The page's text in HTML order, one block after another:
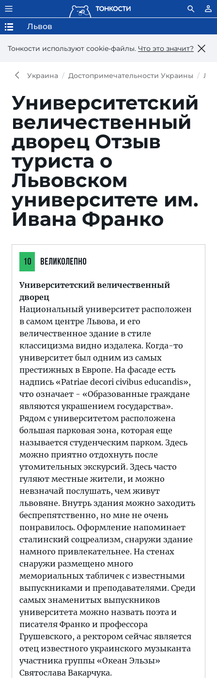
Тонкости используют сookie-файлы. Что это значит?
Львов
Украина Достопримечательности Украины
Университетский
величественный
дворец Отзыв
туриста о
Львовском
университете им.
Ивана Франко
10 ВЕЛИКОЛЕПНО
Университетский величественный
дворец
Национальный университет расположен
в самом центре Львова, и его
величественное здание в стиле
классицизма видно издалека. Когда-то
университет был одним из самых
престижных в Европе. На фасаде есть
надпись «Patriae decori civibus educandis»,
что означает - «Образованные граждане
являются украшением государства».
Рядом с университетом расположена
большая парковая зона, которая еще
называется студенческим парком. Здесь
можно приятно отдохнуть после
утомительных экскурсий. Здесь часто
гуляют местные жители, и можно
невзначай послушать, чем живут
львовяне. Внутрь здания можно заходить
беспрепятственно, но мне не очень
понравилось. Оформление напоминает
сталинский соцреализм, снаружи здание
намного привлекательнее. На стенах
снаружи размещено много
мемориальных табличек с известными
выпускниками и преподавателями. Среди
самых знаменитых выпускников
университета можно назвать поэта и
писателя Франко и профессора
Грушевского, а ректором сейчас является
отец известного украинского музыканта
участника группы «Океан Эльзы»
Святослава Вакарчука.